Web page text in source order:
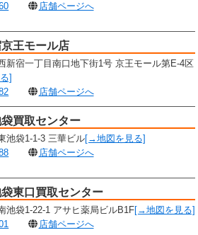
店舗ページへ
王モール店
新宿一丁目南口地下街1号 京王モール第E-4区
]
店舗ページへ
買取センター
池袋1-1-3 三華ビル[→地図を見る]
店舗ページへ
東口買取センター
池袋1-22-1 アサヒ薬局ビルB1F[→地図を見る]
店舗ページへ